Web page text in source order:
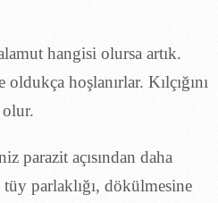
hangisi olursa artık.
hoşlanırlar. Kılçığını
olur.
parazit açısından daha
parlaklığı, dökülmesine